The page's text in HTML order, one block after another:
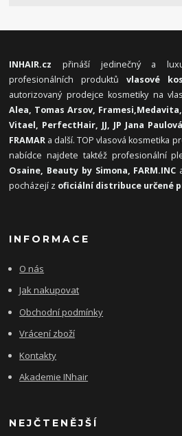
INHAIR.cz přináší jedinečný a
profesionálních produktůvlasové
autorizovaný prodejce kosmetiky na
Alea, Tomas Arsov, Framesi,
Vitael, PerfectHair, JJ, JP Jana
FRAMAR a další. TOP vlasová kosmetika
nabídce najdete taktéž profesionální
Osaine, Beauty by Simona, FARM.INC
pocházejí z oficiální distribuce určené
INFORMACE
O nás
Jak nakupovat
Obchodní podmínky
Vrácení zboží
Kontakty
Akademie INhair
NEJČTENĚJŠÍ